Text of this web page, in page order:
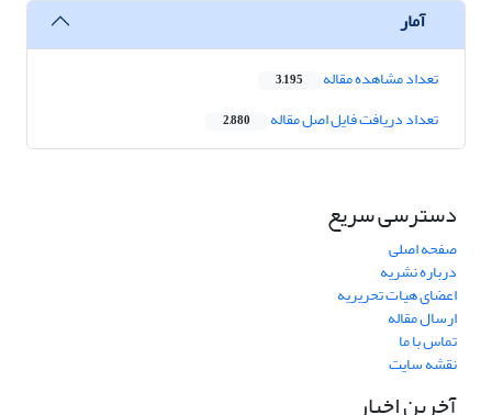
آمار
تعداد مشاهده مقاله 3,195
تعداد دریافت فایل اصل مقاله 2,880
دسترسی سریع
صفحه اصلی
درباره نشریه
اعضای هیات تحریریه
ارسال مقاله
تماس با ما
نقشه سایت
آخرین اخبار